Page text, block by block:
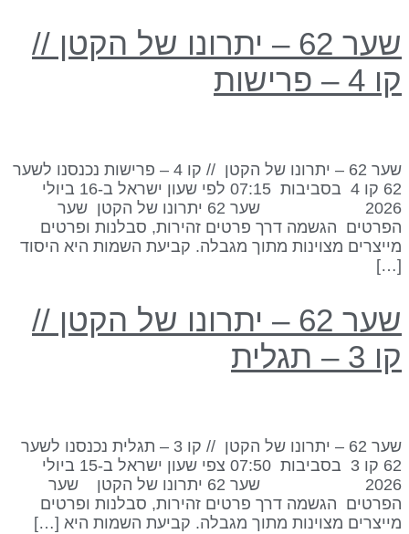
שער 62 – יתרונו של הקטן //
– פרישות
שער 62 – יתרונו של הקטן // קו 4 – פרישות נכנסנו לשער
62 קו 4 בסביבות 07:15 לפי שעון ישראל ב-16 ביולי
2026 שער 62 יתרונו של הקטן שער
הגשמה דרך פרטים זהירות, סבלנות ופרטים
מצוינות מתוך מגבלה. קביעת השמות היא היסוד
שער 62 – יתרונו של הקטן //
– תגלית
שער 62 – יתרונו של הקטן // קו 3 – תגלית נכנסנו לשער
62 קו 3 בסביבות 07:50 צפי שעון ישראל ב-15 ביולי
2026 שער 62 יתרונו של הקטן שער
הגשמה דרך פרטים זהירות, סבלנות ופרטים
מצוינות מתוך מגבלה. קביעת השמות היא […]